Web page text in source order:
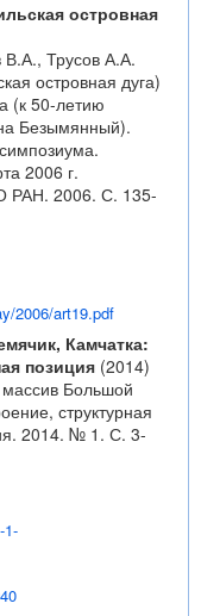
островная
Трусов А.А.
островная дуга)
(к 50-летию
Безымянный).
2006 г.
РАН. 2006. С. 135-
2006/art19.pdf
Камчатка:
позиция (2014)
Большой
структурная
2014. № 1. С. 3-
1-